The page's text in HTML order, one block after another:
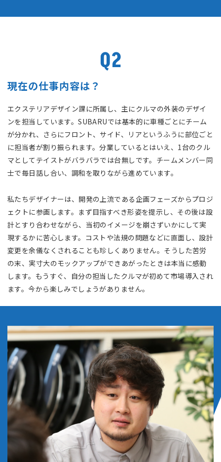
Q2
現在の仕事内容は？
エクステリアデザイン課に所属し、主にクルマの外装のデザイ
ンを担当しています。SUBARUでは基本的に車種ごとにチーム
が分かれ、さらにフロント、サイド、リアというふうに部位ごと
に担当者が割り振られます。分業しているとはいえ、1台のクル
マとしてテイストがバラバラでは台無しです。チームメンバー同
士で毎日話し合い、調和を取りながら進めています。
私たちデザイナーは、開発の上流である企画フェーズからプロジ
ェクトに参画します。まず目指すべき形姿を提示し、その後は設
計とすり合わせながら、当初のイメージを崩さずいかにして実
現するかに苦心します。コストや法規の問題などに直面し、設計
変更を余儀なくされることも珍しくありません。そうした苦労
の末、実寸大のモックアップができあがったときは本当に感動
します。もうすぐ、自分の担当したクルマが初めて市場導入され
ます。今から楽しみでしょうがありません。